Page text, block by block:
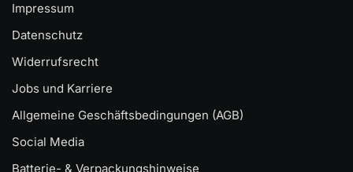
Impressum
Datenschutz
Widerrufsrecht
Jobs und Karriere
Allgemeine Geschäftsbedingungen (AGB)
Social Media
Batterie- & Verpackungshinweise